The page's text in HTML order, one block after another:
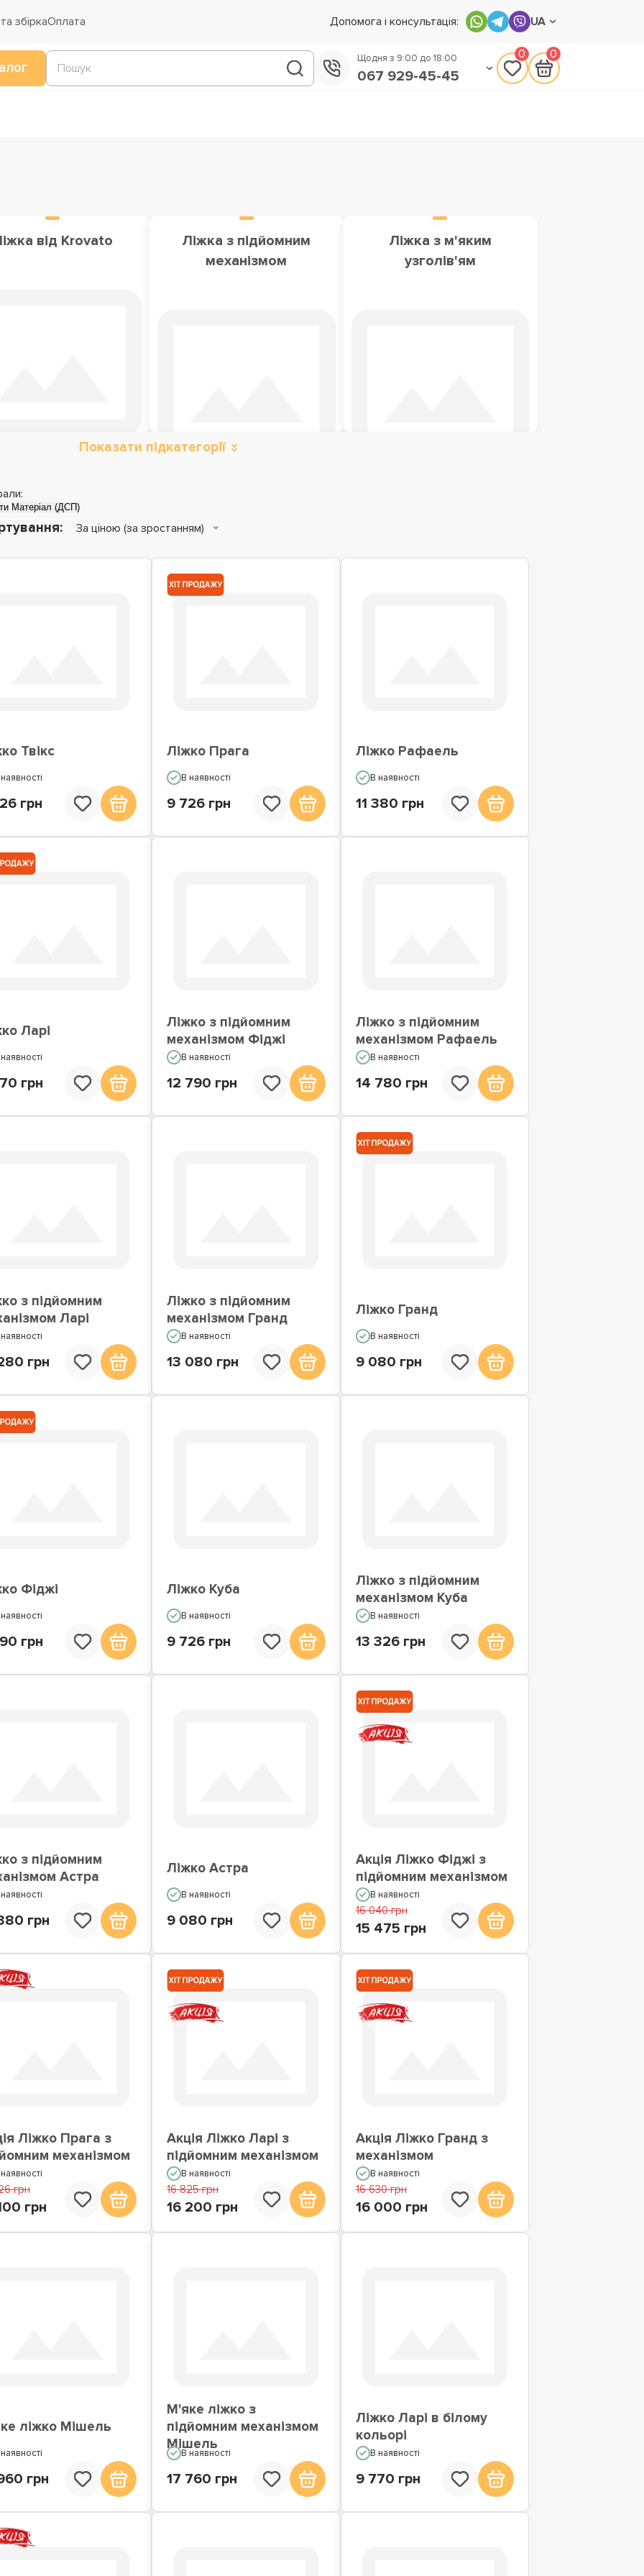
збіркаОплата Допомога і консультація: UA
Щодня з 9:00 до 18:00
067 929-45-45
0 0
від Krovato
Ліжка з підйомним
механізмом
Ліжка з м'яким
узголів'ям
Металеві ліжка Дитячі ліжка
Показати підкатегорії
Матеріал (ДСП)
За ціною (за зростанням)
Твікс
грн
Ліжко Прага
В наявності
9 726 грн
Ліжко Рафаель
В наявності
11 380 грн
Ларі
грн
Ліжко з підйомним
механізмом Фіджі
В наявності
12 790 грн
Ліжко з підйомним
механізмом Рафаель
В наявності
14 780 грн
з підйомним
Ларі
грн
Ліжко з підйомним
механізмом Гранд
В наявності
13 080 грн
Ліжко Гранд
В наявності
9 080 грн
Фіджі
грн
Ліжко Куба
В наявності
9 726 грн
Ліжко з підйомним
механізмом Куба
В наявності
13 326 грн
з підйомним
Астра
грн
Ліжко Астра
В наявності
9 080 грн
Акція Ліжко Фіджі з
підйомним механізмом
В наявності
16 040 грн
15 475 грн
Ліжко Прага з
механізмом
грн
грн
Акція Ліжко Ларі з
підйомним механізмом
В наявності
16 825 грн
16 200 грн
Акція Ліжко Гранд з
механізмом
В наявності
16 630 грн
16 000 грн
ліжко Мішель
грн
М'яке ліжко з
підйомним механізмом
Мішель
В наявності
17 760 грн
Ліжко Ларі в білому
кольорі
В наявності
9 770 грн